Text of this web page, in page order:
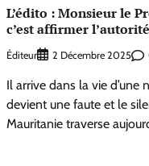
L’édito : Monsieur le
c’est affirmer
Éditeur 2 Décembre 2025
Il arrive dans la vie d’une
devient une faute et le
Mauritanie traverse